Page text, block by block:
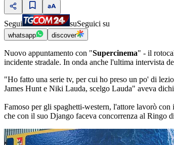
Segui suSeguici su
whatsapp discover
Nuovo appuntamento con "Supercinema" - il
incidente stradale. In onda anche l'ultima intervista
"Ho fatto una serie tv, per cui ho preso un po' di
James Hunt e Niki Lauda, scelgo Lauda" aveva
Famoso per gli spaghetti-western, l'attore lavorò
che con il suo Django faceva concorrenza al Ringo